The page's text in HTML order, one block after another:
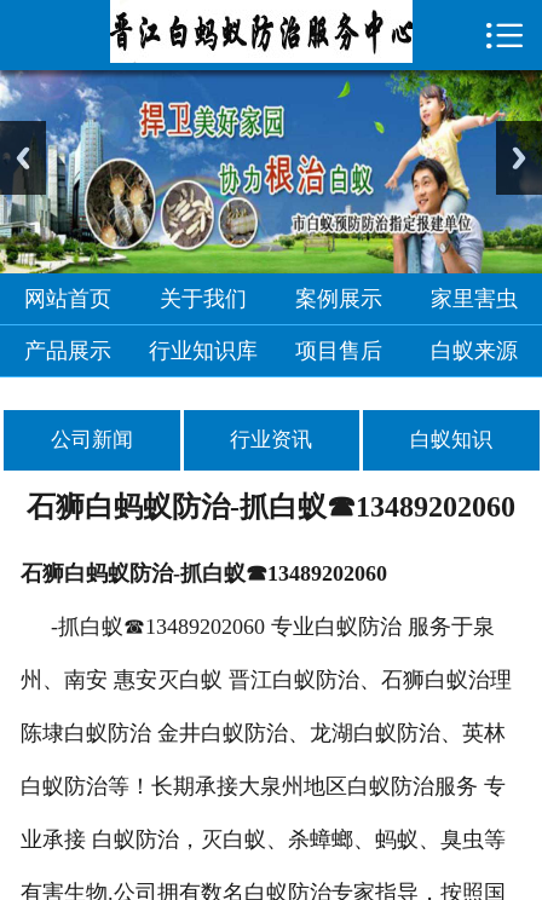
 首页
关于我们
案例展示
家里害虫
产品展示
行业知识库

网站首页 关于我们 案例展示 家里害虫
产品展示 行业知识库 项目售后 白蚁来源
公司新闻 行业资讯 白蚁知识
石狮白蚂蚁防治-抓白蚁☎13489202060
石狮白蚂蚁防治-抓白蚁☎13489202060
-抓白蚁☎13489202060 专业白蚁防治 服务于泉
州、南安 惠安灭白蚁 晋江白蚁防治、石狮白蚁治理
陈埭白蚁防治 金井白蚁防治、龙湖白蚁防治、英林
白蚁防治等！长期承接大泉州地区白蚁防治服务 专
业承接 白蚁防治，灭白蚁、杀蟑螂、蚂蚁、臭虫等
有害生物.公司拥有数名白蚁防治专家指导，按照国